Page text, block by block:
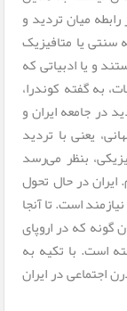
میان تردید و
سنتی یا متافیزیک
و یا ادبیاتی که
به گفته کوندرا،
در جامعه ایران و
یعنی با تردید
بنظر می‌رسد
ایران در حال تحول
است. تا آنجا
گونه که در اروپای
است. با تکیه به
اجتماعی در ایران